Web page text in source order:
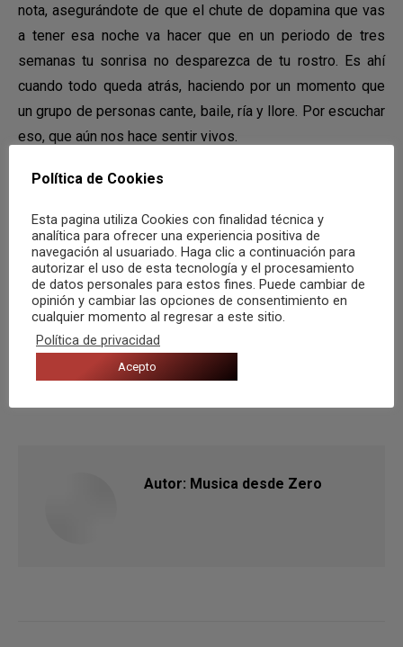
nota, asegurándote de que el chute de dopamina que vas
a tener esa noche va hacer que en un periodo de tres
semanas tu sonrisa no desparezca de tu rostro. Es ahí
cuando todo queda atrás, haciendo por un momento que
un grupo de personas cante, baile, ría y llore. Por escuchar
eso, que aún nos hace sentir vivos.
Categorías: Recomendaciones Por Musica desde Zero
articulo Columna de opinión
Autor: Musica desde Zero
Política de Cookies
Esta pagina utiliza Cookies con finalidad técnica y
analítica para ofrecer una experiencia positiva de
navegación al usuariado. Haga clic a continuación para
autorizar el uso de esta tecnología y el procesamiento
de datos personales para estos fines. Puede cambiar de
opinión y cambiar las opciones de consentimiento en
cualquier momento al regresar a este sitio.
Política de privacidad
Acepto